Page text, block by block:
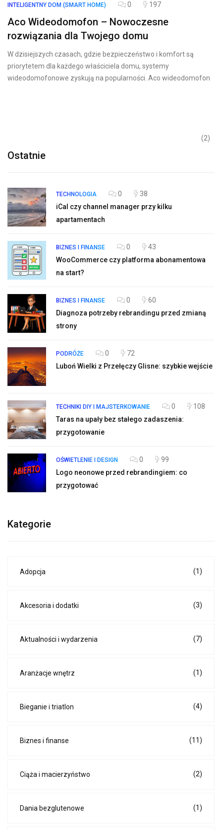
INTELIGENTNY DOM (SMART HOME) 0 197
Aco Wideodomofon – Nowoczesne
rozwiązania dla Twojego domu
W dzisiejszych czasach, gdzie bezpieczeństwo i komfort są
priorytetem dla każdego właściciela domu, systemy
wideodomofonowe zyskują na popularności. Aco wideodomofon
Ostatnie
TECHNOLOGIA 0
38
iCal czy channel manager przy kilku
apartamentach
BIZNES I FINANSE 0
43
WooCommerce czy platforma abonamentowa
na start?
BIZNES I FINANSE 0
60
Diagnoza potrzeby rebrandingu przed zmianą
strony
PODRÓŻE 0
72
Luboń Wielki z Przełęczy Glisne: szybkie wejście
TECHNIKI DIY I MAJSTERKOWANIE 0
108
Taras na upały bez stałego zadaszenia:
przygotowanie
OŚWIETLENIE I DESIGN 0
99
Logo neonowe przed rebrandingiem: co
przygotować
Kategorie
Adopcja (1)
Akcesoria i dodatki (3)
Aktualności i wydarzenia (7)
Aranżacje wnętrz (1)
Bieganie i triatlon (4)
Biznes i finanse (11)
Ciąża i macierzyństwo (2)
Dania bezglutenowe (1)
(2)